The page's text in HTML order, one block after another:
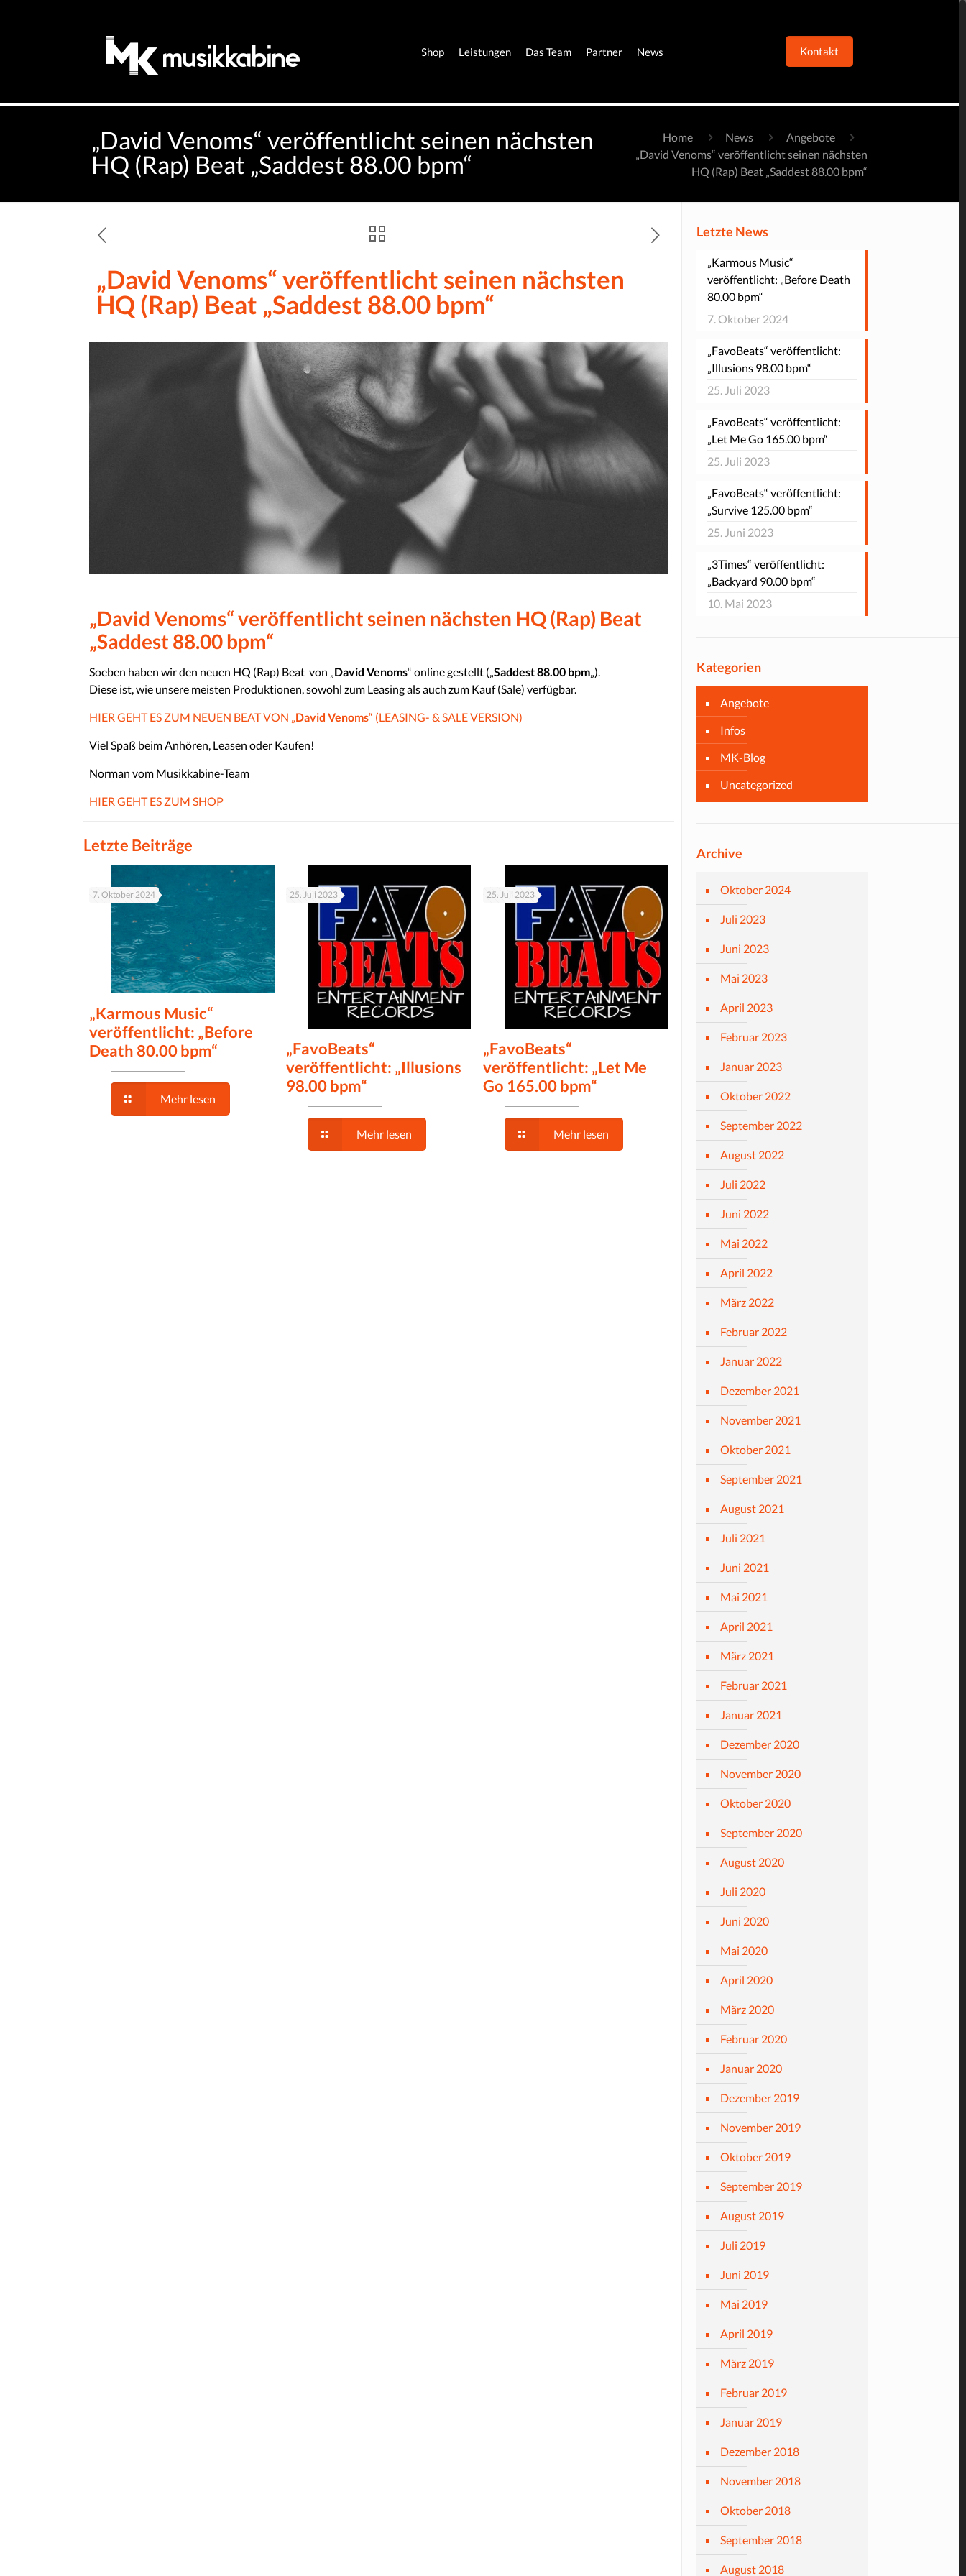
Shop Leistungen Das Team Partner News Kontakt
„David Venoms“ veröffentlicht seinen nächsten
HQ (Rap) Beat „Saddest 88.00 bpm“
Home News
Angebote
„David Venoms“ veröffentlicht seinen nächsten
HQ (Rap) Beat „Saddest 88.00 bpm“
„David Venoms“ veröffentlicht seinen nächsten
HQ (Rap) Beat „Saddest 88.00 bpm“
„David Venoms“ veröffentlicht seinen nächsten HQ (Rap) Beat
„Saddest 88.00 bpm“
Soeben haben wir den neuen HQ (Rap) Beat von „David Venoms“ online gestellt („Saddest 88.00 bpm„).
Diese ist, wie unsere meisten Produktionen, sowohl zum Leasing als auch zum Kauf (Sale) verfügbar.
HIER GEHT ES ZUM NEUEN BEAT VON „David Venoms“ (LEASING- & SALE VERSION)
Viel Spaß beim Anhören, Leasen oder Kaufen!
Norman vom Musikkabine-Team
HIER GEHT ES ZUM SHOP
Letzte Beiträge
7. Oktober 2024
„Karmous Music“
veröffentlicht: „Before
Death 80.00 bpm“
Mehr lesen
25. Juli 2023
„FavoBeats“
veröffentlicht: „Illusions
98.00 bpm“
Mehr lesen
25. Juli 2023
„FavoBeats“
veröffentlicht: „Let Me
Go 165.00 bpm“
Mehr lesen
Letzte News
„Karmous Music“
veröffentlicht: „Before Death
80.00 bpm“
7. Oktober 2024
„FavoBeats“ veröffentlicht:
„Illusions 98.00 bpm“
25. Juli 2023
„FavoBeats“ veröffentlicht:
„Let Me Go 165.00 bpm“
25. Juli 2023
„FavoBeats“ veröffentlicht:
„Survive 125.00 bpm“
25. Juni 2023
„3Times“ veröffentlicht:
„Backyard 90.00 bpm“
10. Mai 2023
Kategorien
Angebote
Infos
MK-Blog
Uncategorized
Archive
Oktober 2024
Juli 2023
Juni 2023
Mai 2023
April 2023
Februar 2023
Januar 2023
Oktober 2022
September 2022
August 2022
Juli 2022
Juni 2022
Mai 2022
April 2022
März 2022
Februar 2022
Januar 2022
Dezember 2021
November 2021
Oktober 2021
September 2021
August 2021
Juli 2021
Juni 2021
Mai 2021
April 2021
März 2021
Februar 2021
Januar 2021
Dezember 2020
November 2020
Oktober 2020
September 2020
August 2020
Juli 2020
Juni 2020
Mai 2020
April 2020
März 2020
Februar 2020
Januar 2020
Dezember 2019
November 2019
Oktober 2019
September 2019
August 2019
Juli 2019
Juni 2019
Mai 2019
April 2019
März 2019
Februar 2019
Januar 2019
Dezember 2018
November 2018
Oktober 2018
September 2018
August 2018